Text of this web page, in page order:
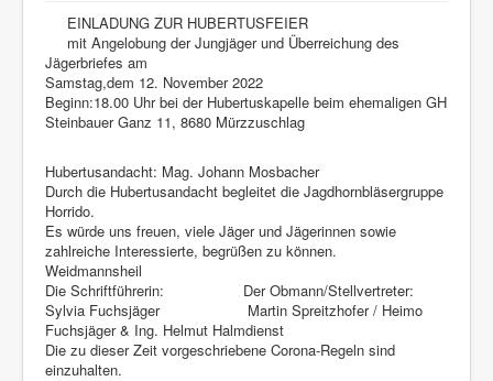
EINLADUNG ZUR HUBERTUSFEIER
mit Angelobung der Jungjäger und Überreichung des
Jägerbriefes am
Samstag,dem 12. November 2022
Beginn:18.00 Uhr bei der Hubertuskapelle beim ehemaligen GH
Steinbauer Ganz 11, 8680 Mürzzuschlag
Hubertusandacht: Mag. Johann Mosbacher
Durch die Hubertusandacht begleitet die Jagdhornbläsergruppe
Horrido.
Es würde uns freuen, viele Jäger und Jägerinnen sowie
zahlreiche Interessierte, begrüßen zu können.
Weidmannsheil
Die Schriftführerin: Der Obmann/Stellvertreter:
Sylvia Fuchsjäger Martin Spreitzhofer / Heimo
Fuchsjäger & Ing. Helmut Halmdienst
Die zu dieser Zeit vorgeschriebene Corona-Regeln sind
einzuhalten.